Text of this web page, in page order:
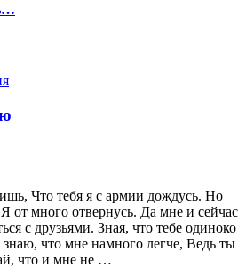
Что тебя я с армии дождусь. Но
от много отвернусь. Да мне и сейчас
с друзьями. Зная, что тебе одиноко
что мне намного легче, Ведь ты
что и мне не …